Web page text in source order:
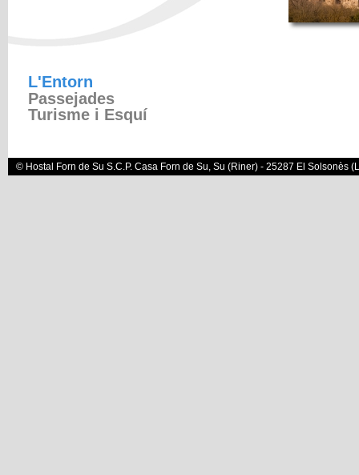
L'Entorn
Passejades
Turisme i Esquí
© Hostal Forn de Su S.C.P. Casa Forn de Su, Su (Riner) - 25287 El Solsonès